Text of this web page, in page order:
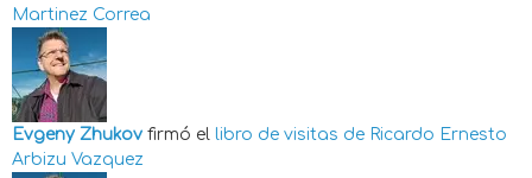
Martinez Correa
Evgeny Zhukov firmó el libro de visitas de Ricardo Ernesto
Arbizu Vazquez